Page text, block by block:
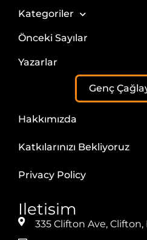
Kategoriler
Önceki Sayılar
Yazarlar
Genç
Hakkımızda
Katkılarınızı Bekliyoruz
Privacy Policy
Iletisim
335 Clifton Ave, Clifton,